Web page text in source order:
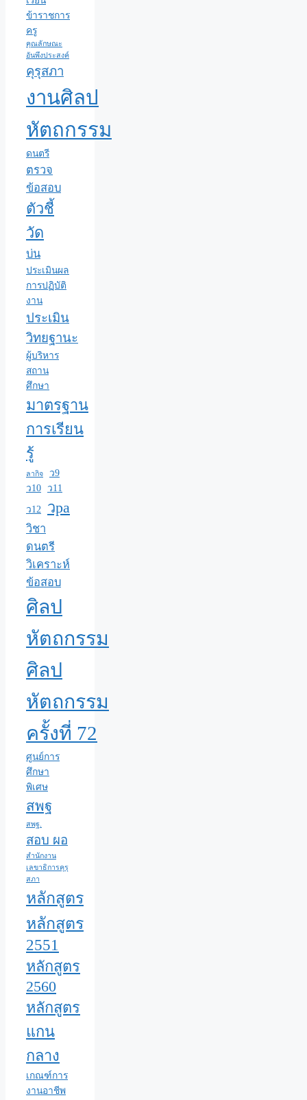
ข้าราชการ
ครู
คุณลักษณะ
อันพึงประสงค์
คุรุสภา
งานศิลป
หัตถกรรม
ดนตรี
ตรวจ
ข้อสอบ
ตัวชี้
วัด
บ่น
ประเมินผล
การปฏิบัติ
งาน
ประเมิน
วิทยฐานะ
ผู้บริหาร
สถาน
ศึกษา
มาตรฐาน
การเรียน
รู้
ลากิจ
ว9
ว10 ว11
ว12 วpa
วิชา
ดนตรี
วิเคราะห์
ข้อสอบ
ศิลป
หัตถกรรม
ศิลป
หัตถกรรม
ครั้งที่ 72
ศูนย์การ
ศึกษา
พิเศษ
สพฐ
สพฐ.
สอบ ผอ
สำนักงาน
เลขาธิการคุรุ
สภา
หลักสูตร
หลักสูตร
2551
หลักสูตร
2560
หลักสูตร
แกน
กลาง
เกณฑ์การ
งานอาชีพ